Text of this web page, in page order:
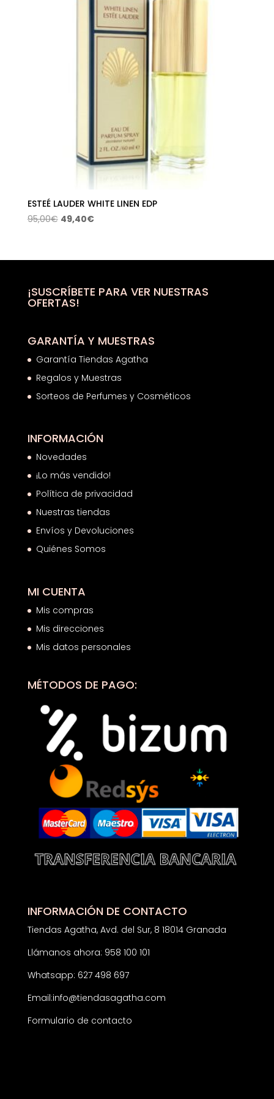
ESTEÉ LAUDER WHITE LINEN EDP
95,00€ El
era:
49,40€El
es:
¡SUSCRÍBETE PARA VER NUESTRAS
OFERTAS!
GARANTÍA Y MUESTRAS
Garantía Tiendas Agatha
Regalos y Muestras
Sorteos de Perfumes y Cosméticos
INFORMACIÓN
Novedades
¡Lo más vendido!
Política de privacidad
Nuestras tiendas
Envíos y Devoluciones
Quiénes Somos
MI CUENTA
Mis compras
Mis direcciones
Mis datos personales
MÉTODOS DE PAGO:
INFORMACIÓN DE CONTACTO
Tiendas Agatha, Avd. del Sur, 8 18014 Granada
Llámanos ahora: 958 100 101
Whatsapp: 627 498 697
Email:info@tiendasagatha.com
Formulario de contacto